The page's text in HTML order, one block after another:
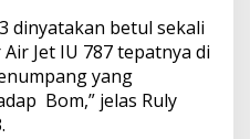
dinyatakan betul sekali
Jet IU 787 tepatnya di
yang
Bom,” jelas Ruly